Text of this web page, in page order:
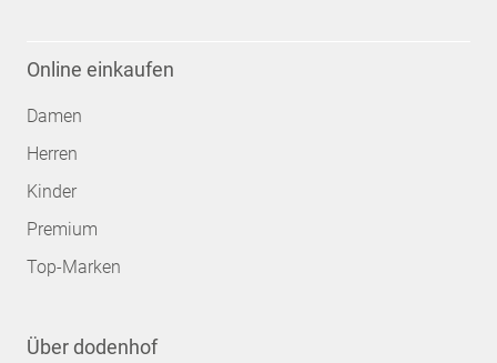
Online einkaufen
Damen
Herren
Kinder
Premium
Top-Marken
Über dodenhof